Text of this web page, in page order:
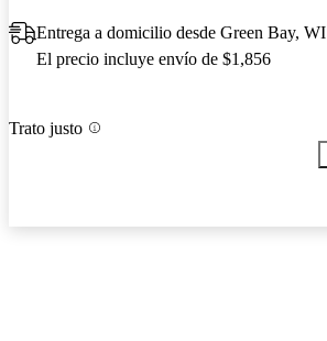
Entrega a domicilio desde Green Bay, WI
El precio incluye envío de $1,856
Trato justo